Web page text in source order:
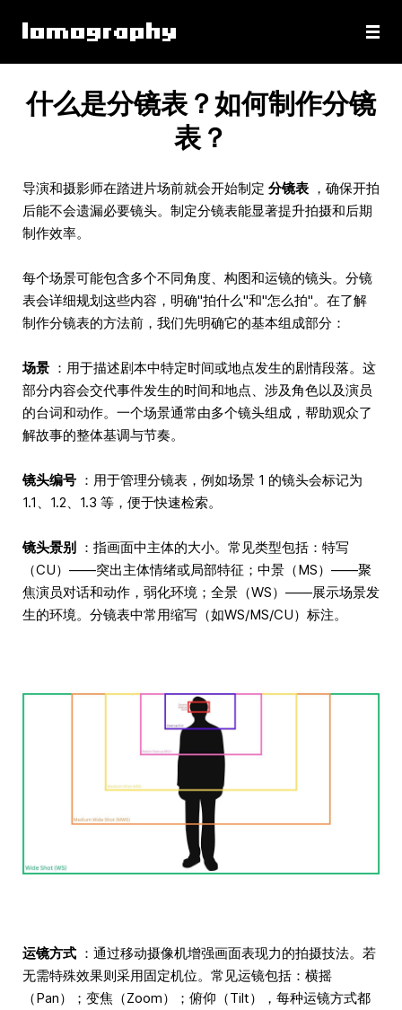
什么是分镜表？如何制作分镜
表？
导演和摄影师在踏进片场前就会开始制定 分镜表 ，确保开拍
后能不会遗漏必要镜头。制定分镜表能显著提升拍摄和后期
制作效率。
每个场景可能包含多个不同角度、构图和运镜的镜头。分镜
表会详细规划这些内容，明确"拍什么"和"怎么拍"。在了解
制作分镜表的方法前，我们先明确它的基本组成部分：
场景 ：用于描述剧本中特定时间或地点发生的剧情段落。这
部分内容会交代事件发生的时间和地点、涉及角色以及演员
的台词和动作。一个场景通常由多个镜头组成，帮助观众了
解故事的整体基调与节奏。
镜头编号 ：用于管理分镜表，例如场景 1 的镜头会标记为
1.1、1.2、1.3 等，便于快速检索。
镜头景别 ：指画面中主体的大小。常见类型包括：特写
（CU）——突出主体情绪或局部特征；中景（MS）——聚
焦演员对话和动作，弱化环境；全景（WS）——展示场景发
生的环境。分镜表中常用缩写（如WS/MS/CU）标注。
运镜方式 ：通过移动摄像机增强画面表现力的拍摄技法。若
无需特殊效果则采用固定机位。常见运镜包括：横摇
（Pan）；变焦（Zoom）；俯仰（Tilt），每种运镜方式都